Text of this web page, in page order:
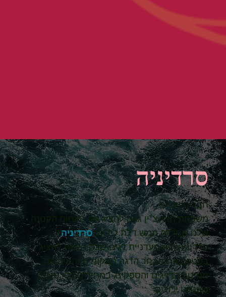
סרדיניה
חברים יקרים
משפחת תאי-צ׳ין גאה להציג את האחות הקטנה
שלנו שנולדה ממש דלת לידינו:סרדיניה!!!
סרדיניה היא מעדניית דגים שבה נשמח להציג
בפניכם את מבחר הדגה המקומית והמיובאת,
ממיטב הדייגים והספקים, במחירים הכי טובים
שאנחנו יכולים.